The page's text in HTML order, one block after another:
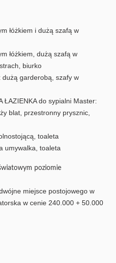
łóżkiem i dużą szafą w
łóżkiem, dużą szafą w
biurko
dużą garderobą, szafy w
ŁAZIENKA do sypialni Master:
blat, przestronny prysznic,
toaleta
umywalka, toaleta
poziomie
miejsce postojowego w
w cenie 240.000 + 50.000